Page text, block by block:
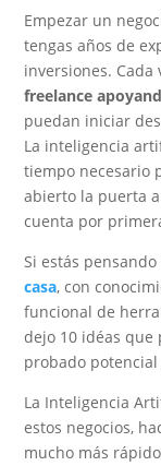
Empezar un
tengas años de
inversiones. Cada
freelance
puedan iniciar
La inteligencia
tiempo necesario
abierto la puerta
cuenta por
Si estás pensando
casa, con
funcional de
dejo 10 idéas
probado
La Inteligencia
estos negocios,
mucho más